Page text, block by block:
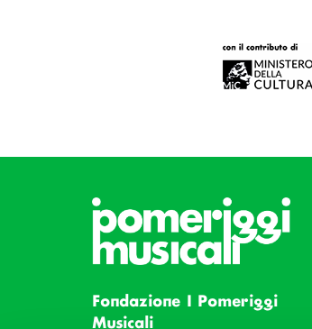
Fondazione I Pomeriggi
Musicali